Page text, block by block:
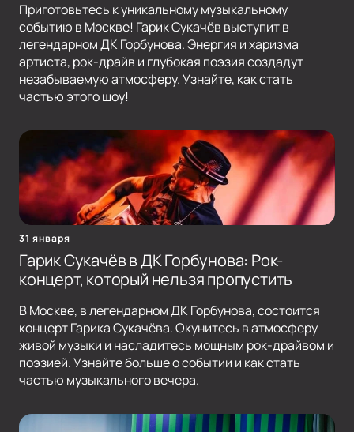
Приготовьтесь к уникальному музыкальному
событию в Москве! Гарик Сукачёв выступит в
легендарном ДК Горбунова. Энергия и харизма
артиста, рок-драйв и глубокая поэзия создадут
незабываемую атмосферу. Узнайте, как стать
частью этого шоу!
31 января
Гарик Сукачёв в ДК Горбунова: Рок-
концерт, который нельзя пропустить
В Москве, в легендарном ДК Горбунова, состоится
концерт Гарика Сукачёва. Окунитесь в атмосферу
живой музыки и насладитесь мощным рок-драйвом и
поэзией. Узнайте больше о событии и как стать
частью музыкального вечера.